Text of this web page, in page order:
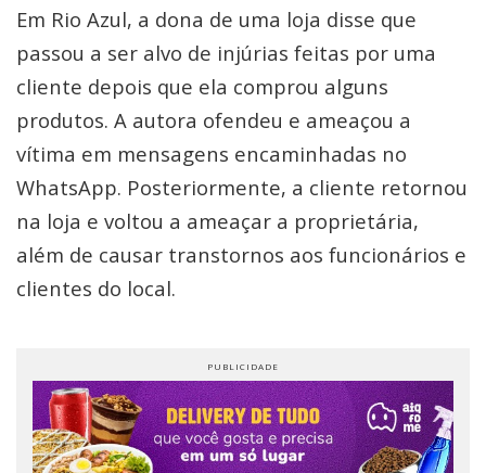
Em Rio Azul, a dona de uma loja disse que
passou a ser alvo de injúrias feitas por uma
cliente depois que ela comprou alguns
produtos. A autora ofendeu e ameaçou a
vítima em mensagens encaminhadas no
WhatsApp. Posteriormente, a cliente retornou
na loja e voltou a ameaçar a proprietária,
além de causar transtornos aos funcionários e
clientes do local.